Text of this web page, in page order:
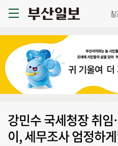
강민수 국세청장 취
이, 세무조사 엄정하